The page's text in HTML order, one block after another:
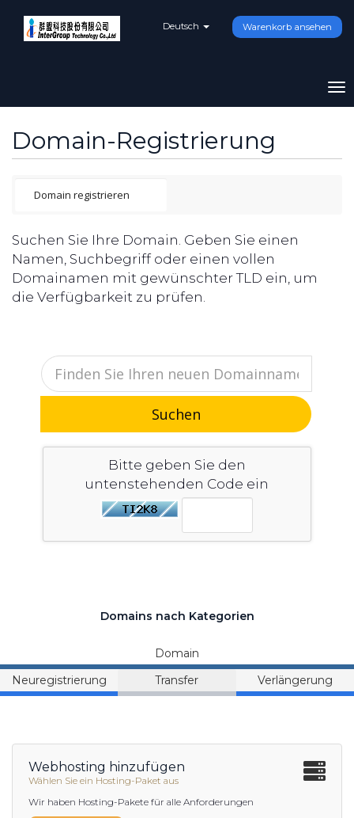
Deutsch Warenkorb ansehen
Domain-Registrierung
Suchen Sie Ihre Domain. Geben Sie einen
Namen, Suchbegriff oder einen vollen
Domainamen mit gewünschter TLD ein, um
die Verfügbarkeit zu prüfen.
Suchen
Bitte geben Sie den
untenstehenden Code ein
Domains nach Kategorien
Domain
Neuregistrierung
Transfer Verlängerung
Webhosting hinzufügen
Wählen Sie ein Hosting-Paket aus
Wir haben Hosting-Pakete für alle Anforderungen